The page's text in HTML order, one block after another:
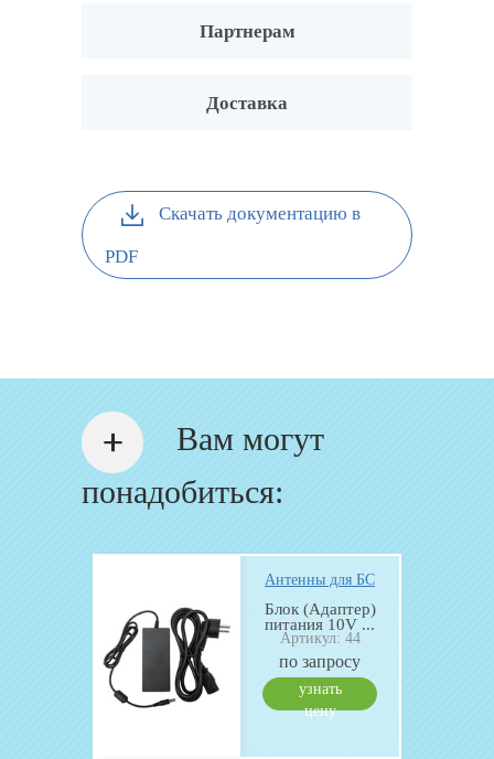
Партнерам
Доставка
Скачать документацию в
PDF
Вам могут
понадобиться:
Антенны для БС
Блок (Адаптер)
питания 10V ...
Артикул: 44
по запросу
узнать
цену